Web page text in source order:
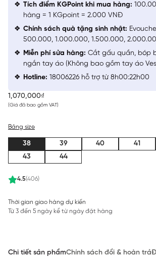
1,070,000₫
(Giá đã bao gồm VAT)
4.5(406)
Bảng size
38 39 40 41
43
44
Thời gian giao hàng dự kiến
Từ 3 đến 5 ngày kể từ ngày đặt hàng
Tích điểm KGPoint khi mua hàng:
hàng = 1 KGpoint = 2.000 VNĐ
Chính sách quà tặng sinh nhật:
500.000, 1.000.000, 1.500.000,
Miễn phí sửa hàng: Cắt gấu quần, bóp
ngắn tay áo (Không bao gồm tay áo
Hotline: 18006226 hỗ trợ từ 8h00:22h00
Chi tiết sản phẩmChính sách đổi & hoàn trả